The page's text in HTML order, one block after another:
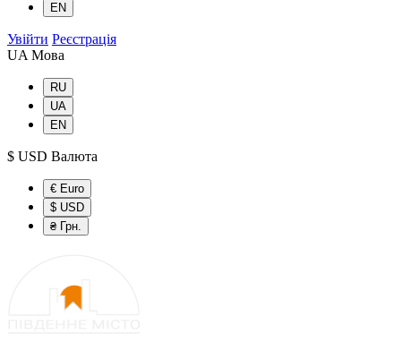
EN
Увійти Реєстрація
UA Мова
RU
UA
EN
$ USD Валюта
€ Euro
$ USD
₴ Грн.